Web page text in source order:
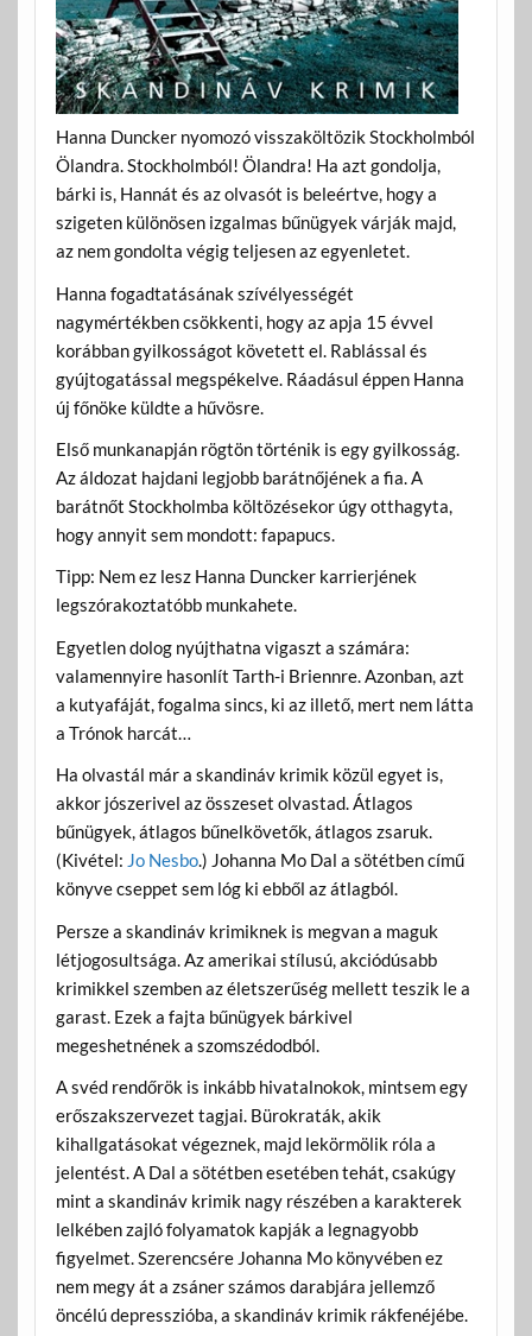
Hanna Duncker nyomozó visszaköltözik Stockholmból
Ölandra. Stockholmból! Ölandra! Ha azt gondolja,
bárki is, Hannát és az olvasót is beleértve, hogy a
szigeten különösen izgalmas bűnügyek várják majd,
az nem gondolta végig teljesen az egyenletet.
Hanna fogadtatásának szívélyességét
nagymértékben csökkenti, hogy az apja 15 évvel
korábban gyilkosságot követett el. Rablással és
gyújtogatással megspékelve. Ráadásul éppen Hanna
új főnöke küldte a hűvösre.
Első munkanapján rögtön történik is egy gyilkosság.
Az áldozat hajdani legjobb barátnőjének a fia. A
barátnőt Stockholmba költözésekor úgy otthagyta,
hogy annyit sem mondott: fapapucs.
Tipp: Nem ez lesz Hanna Duncker karrierjének
legszórakoztatóbb munkahete.
Egyetlen dolog nyújthatna vigaszt a számára:
valamennyire hasonlít Tarth-i Briennre. Azonban, azt
a kutyafáját, fogalma sincs, ki az illető, mert nem látta
a Trónok harcát…
Ha olvastál már a skandináv krimik közül egyet is,
akkor jószerivel az összeset olvastad. Átlagos
bűnügyek, átlagos bűnelkövetők, átlagos zsaruk.
(Kivétel: Jo Nesbo.) Johanna Mo Dal a sötétben című
könyve cseppet sem lóg ki ebből az átlagból.
Persze a skandináv krimiknek is megvan a maguk
létjogosultsága. Az amerikai stílusú, akciódúsabb
krimikkel szemben az életszerűség mellett teszik le a
garast. Ezek a fajta bűnügyek bárkivel
megeshetnének a szomszédodból.
A svéd rendőrök is inkább hivatalnokok, mintsem egy
erőszakszervezet tagjai. Bürokraták, akik
kihallgatásokat végeznek, majd lekörmölik róla a
jelentést. A Dal a sötétben esetében tehát, csakúgy
mint a skandináv krimik nagy részében a karakterek
lelkében zajló folyamatok kapják a legnagyobb
figyelmet. Szerencsére Johanna Mo könyvében ez
nem megy át a zsáner számos darabjára jellemző
öncélú depresszióba, a skandináv krimik rákfenéjébe.